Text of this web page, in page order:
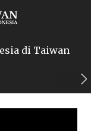
di Taiwan